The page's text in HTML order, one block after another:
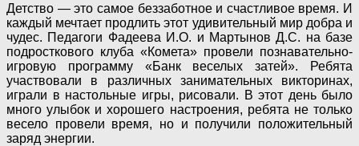
Детство — это самое беззаботное и счастливое время. И
каждый мечтает продлить этот удивительный мир добра и
чудес. Педагоги Фадеева И.О. и Мартынов Д.С. на базе
подросткового клуба «Комета» провели познавательно-
игровую программу «Банк веселых затей». Ребята
участвовали в различных занимательных викторинах,
играли в настольные игры, рисовали. В этот день было
много улыбок и хорошего настроения, ребята не только
весело провели время, но и получили положительный
заряд энергии.